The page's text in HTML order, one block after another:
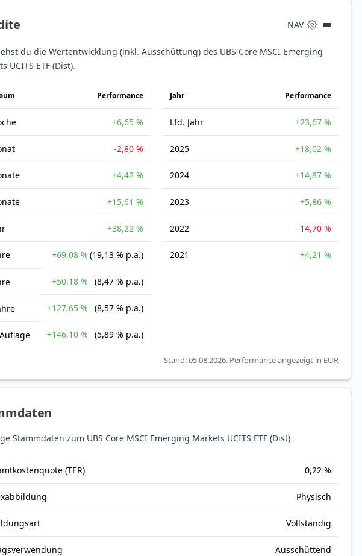
NAV
du die Wertentwicklung (inkl. Ausschüttung) des UBS Core MSCI Emerging
UCITS ETF (Dist).
Perfor­mance
+6,65 %
-2,80 %
+4,42 %
+15,61 %
+38,22 %
+69,08 % (19,13 % p.a.)
+50,18 % (8,47 % p.a.)
+127,65 % (8,57 % p.a.)
+146,10 % (5,89 % p.a.)
Jahr Perfor­mance
Lfd. Jahr +23,67 %
2025 +18,02 %
2024 +14,87 %
2023 +5,86 %
2022 -14,70 %
2021 +4,21 %
Stand: 05.08.2026. Performance angezeigt in EUR
Stammdaten zum UBS Core MSCI Emerging Markets UCITS ETF (Dist)
(TER) 0,22 %
Physisch
Vollständig
Ausschüttend